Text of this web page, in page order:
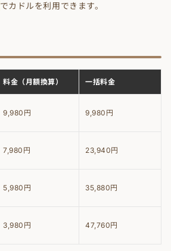
でカドルを利用できます。
料金（月額換算） 一括料金
9,980円 9,980円
7,980円 23,940円
5,980円 35,880円
3,980円 47,760円